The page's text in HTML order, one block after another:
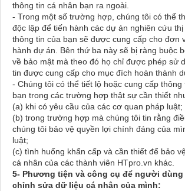
thông tin cá nhân bạn ra ngoài.
- Trong một số trường hợp, chúng tôi có thể
độc lập để tiến hành các dự án nghiên cứu
thông tin của bạn sẽ được cung cấp cho đơn
hành dự án. Bên thứ ba này sẽ bị ràng buộc
về bảo mật mà theo đó họ chỉ được phép sử
tin được cung cấp cho mục đích hoàn thành
- Chúng tôi có thể tiết lộ hoặc cung cấp thông
bạn trong các trường hợp thật sự cần thiết
(a) khi có yêu cầu của các cơ quan pháp luật;
(b) trong trường hợp mà chúng tôi tin rằng
chúng tôi bảo vệ quyền lợi chính đáng của
luật;
(c) tình huống khẩn cấp và cần thiết để bảo
cá nhân của các thành viên HTpro.vn khác.
5- Phương tiện và công cụ để người dùng
chỉnh sửa dữ liệu cá nhân của mình: